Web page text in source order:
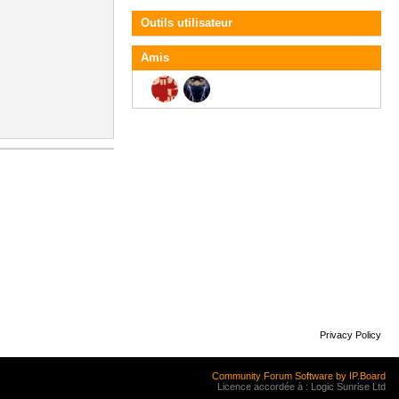
Outils utilisateur
Amis
Privacy Policy
Community Forum Software by IP.Board
Licence accordée à : Logic Sunrise Ltd